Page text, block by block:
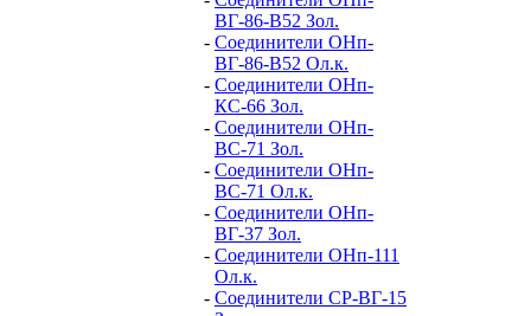
ВГ-86-В52 Зол.
- Соединители ОНп-
ВГ-86-В52 Ол.к.
- Соединители ОНп-
КС-66 Зол.
- Соединители ОНп-
ВС-71 Зол.
- Соединители ОНп-
ВС-71 Ол.к.
- Соединители ОНп-
ВГ-37 Зол.
- Соединители ОНп-111
Ол.к.
- Соединители СР-ВГ-15